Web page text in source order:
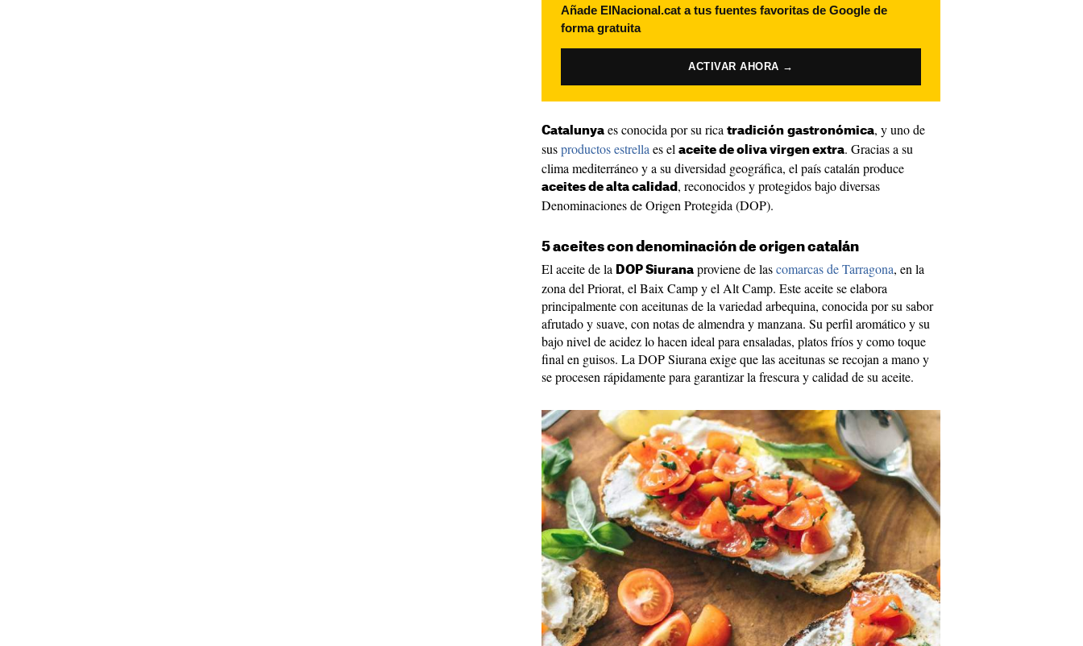
Añade ElNacional.cat a tus fuentes favoritas de Google de
forma gratuita
ACTIVAR AHORA →
Catalunya es conocida por su rica tradición gastronómica, y uno de
susproductos estrella es el aceite de oliva virgen extra. Gracias a su
clima mediterráneo y a su diversidad geográfica, el país catalán produce
aceites de alta calidad , reconocidos y protegidos bajo diversas
Denominaciones de Origen Protegida (DOP).
5 aceites con denominación de origen catalán
El aceite de la DOP Siurana proviene de lascomarcas de Tarragona, en la
zona del Priorat, el Baix Camp y el Alt Camp. Este aceite se elabora
principalmente con aceitunas de la variedad arbequina, conocida por su sabor
afrutado y suave, con notas de almendra y manzana. Su perfil aromático y su
bajo nivel de acidez lo hacen ideal para ensaladas, platos fríos y como toque
final en guisos. La DOP Siurana exige que las aceitunas se recojan a mano y
se procesen rápidamente para garantizar la frescura y calidad de su aceite.